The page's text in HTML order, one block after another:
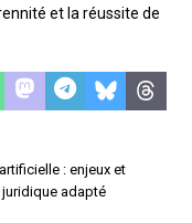
et la réussite de
: enjeux et
adapté